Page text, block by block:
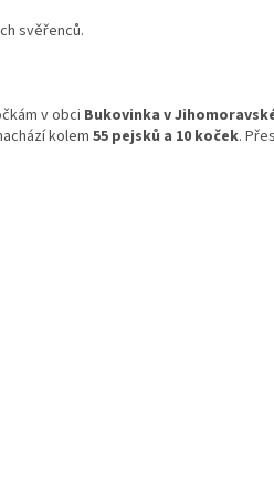
svěřenců.
v obci Bukovinka v
kolem 55 pejsků a 10 koček.